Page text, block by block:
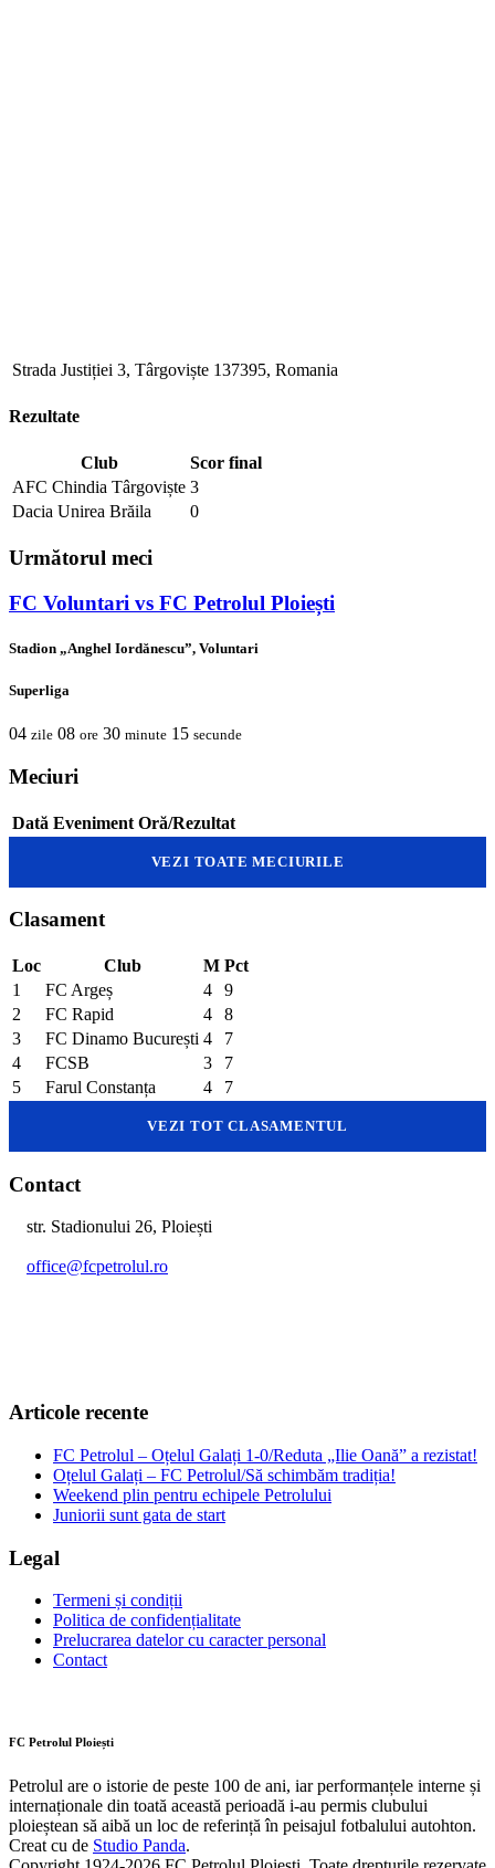
Strada Justiției 3, Târgoviște 137395, Romania
Rezultate
Club
Scor final
AFC Chindia Târgoviște 3
Dacia Unirea Brăila
0
Următorul meci
FC Voluntari vs FC Petrolul Ploiești
Stadion „Anghel Iordănescu”, Voluntari
Superliga
04 zile 08 ore 30 minute 15 secunde
Meciuri
Dată Eveniment Oră/Rezultat
VEZI TOATE MECIURILE
Clasament
Loc Club M Pct
1
FC Argeș 4
9
2
FC Rapid 4
8
3
FC Dinamo București 4
7
4
FCSB 3
7
5
Farul Constanța 4 7
VEZI TOT CLASAMENTUL
Contact
str. Stadionului 26, Ploiești
office@fcpetrolul.ro
Articole recente
FC Petrolul – Oțelul Galați 1-0/Reduta „Ilie Oană” a rezistat!
Oțelul Galați – FC Petrolul/Să schimbăm tradiția!
Weekend plin pentru echipele Petrolului
Juniorii sunt gata de start
Legal
Termeni și condiții
Politica de confidențialitate
Prelucrarea datelor cu caracter personal
Contact
FC Petrolul Ploiești
Petrolul are o istorie de peste 100 de ani, iar performanțele interne și
internaționale din toată această perioadă i-au permis clubului
ploieștean să aibă un loc de referință în peisajul fotbalului autohton.
Creat cu de Studio Panda.